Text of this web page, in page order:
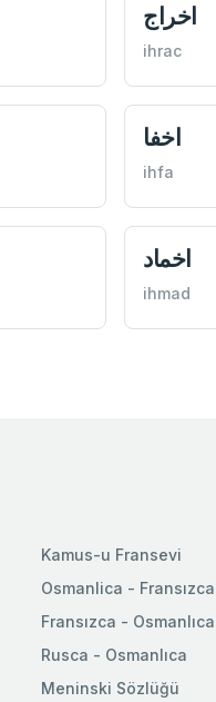
اخراج
ihrac
اخفا
ihfa
اخماد
ihmad
Kamus-u Fransevi
Osmanlica - Fransızca
Fransızca - Osmanlıca
Rusca - Osmanlıca
Meninski Sözlüğü